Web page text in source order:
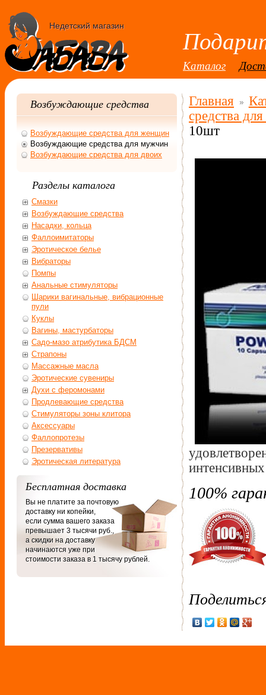
Недетский магазин
Каталог
Главная
средства
10шт
100%
Возбуждающие средства
Возбуждающие средства для женщин
Возбуждающие средства для мужчин
Возбуждающие средства для двоих
Разделы каталога
Смазки
Возбуждающие средства
Насадки, кольца
Фаллоимитаторы
Эротическое белье
Вибраторы
Помпы
Анальные стимуляторы
Шарики вагинальные, вибрационные
пули
Куклы
Вагины, мастурбаторы
Садо-мазо атрибутика БДСМ
Страпоны
Массажные масла
Эротические сувениры
Духи с феромонами
Продлевающие средства
Стимуляторы зоны клитора
Аксессуары
Фаллопротезы
Презервативы
Эротическая литература
Бесплатная доставка
Вы не платите за почтовую
доставку ни копейки,
если сумма вашего заказа
превышает 3 тысячи руб.,
а скидки на доставку
начинаются уже при
стоимости заказа в 1 тысячу рублей.